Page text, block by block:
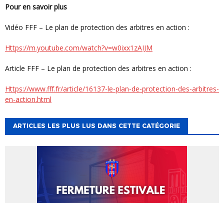
Pour en savoir plus
Vidéo FFF – Le plan de protection des arbitres en action :
https://m.youtube.com/watch?v=w0ixx1zAIJM
Article FFF – Le plan de protection des arbitres en action :
https://www.fff.fr/article/16137-le-plan-de-protection-des-arbitres-
en-action.html
ARTICLES LES PLUS LUS DANS CETTE CATÉGORIE